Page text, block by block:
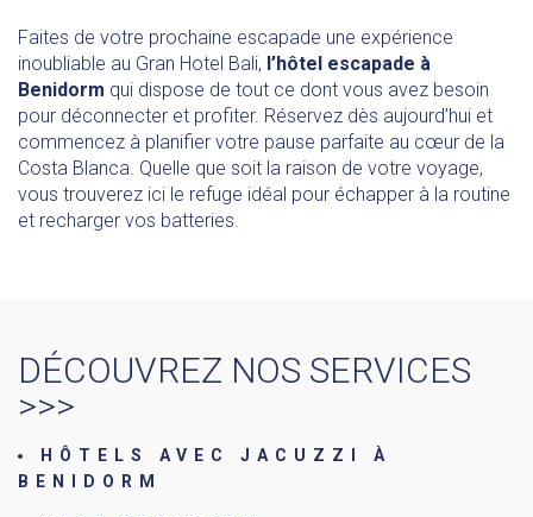
Faites de votre prochaine escapade une expérience
inoubliable au Gran Hotel Bali, l’hôtel escapade à
Benidorm qui dispose de tout ce dont vous avez besoin
pour déconnecter et profiter. Réservez dès aujourd’hui et
commencez à planifier votre pause parfaite au cœur de la
Costa Blanca. Quelle que soit la raison de votre voyage,
vous trouverez ici le refuge idéal pour échapper à la routine
et recharger vos batteries.
DÉCOUVREZ NOS SERVICES
>>>
HÔTELS AVEC JACUZZI À
BENIDORM